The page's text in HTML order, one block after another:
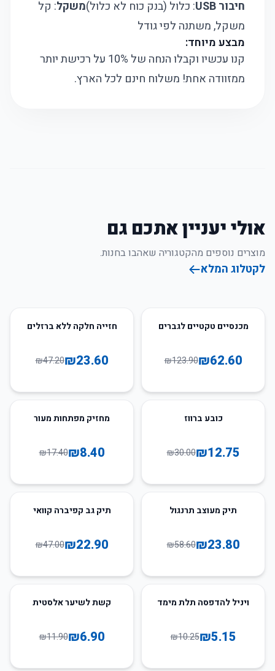
חיבור USB : כלול (בנק כוח לא כלול)משקל: קל
משקל, משתנה לפי גודל
מבצע מיוחד:
קנו עכשיו וקבלו הנחה של 10% על רכישת יותר
ממזוודה אחת! משלוח חינם לכל הארץ.
אולי יעניין אתכם גם
מוצרים נוספים מהקטגוריה שאהבו בחנות.
לקטלוג המלא
49
מכנסיים טקטיים לגברים
₪62.60
₪123.90
50
חזייה חלקה ללא ברזלים
₪23.60
₪47.20
כובע ברווז
₪12.75
₪30.00
מחזיק מפתחות מעור
₪8.40
₪17.40
תיק מעוצב תרנגול
₪23.80
₪58.60
51תיק גב קפיברה קוואי
₪22.90
₪47.00
50
ויניל להדפסה תלת מימד
₪5.15
₪10.25
42קשת לשיער אלסטית
₪6.90
₪11.90